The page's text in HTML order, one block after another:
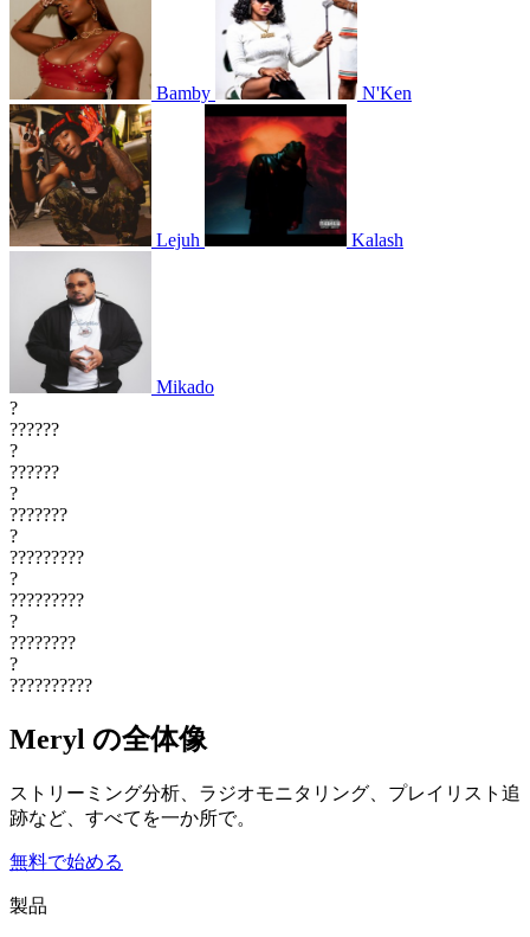
Bamby N'Ken
Lejuh Kalash
Mikado
?
??????
?
??????
?
???????
?
?????????
?
?????????
?
????????
?
??????????
Meryl の全体像
ストリーミング分析、ラジオモニタリング、プレイリスト追
跡など、すべてを一か所で。
無料で始める
製品